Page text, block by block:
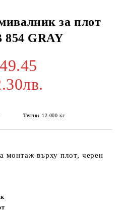
за плот
854 GRAY
Тегло: 12.000 кг
монтаж върху плот, черен